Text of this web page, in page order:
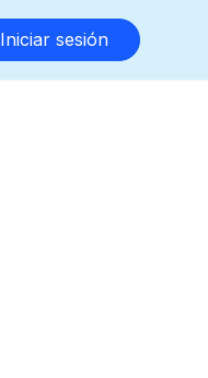
Iniciar sesión